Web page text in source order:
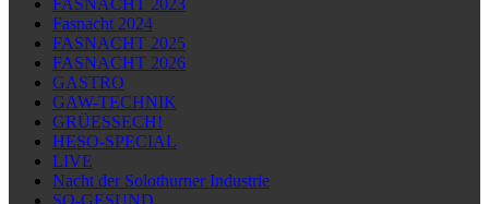
FASNACHT 2023
Fasnacht 2024
FASNACHT 2025
FASNACHT 2026
GASTRO
GAW-TECHNIK
GRÜESSECH!
HESO-SPECIAL
LIVE
Nacht der Solothurner Industrie